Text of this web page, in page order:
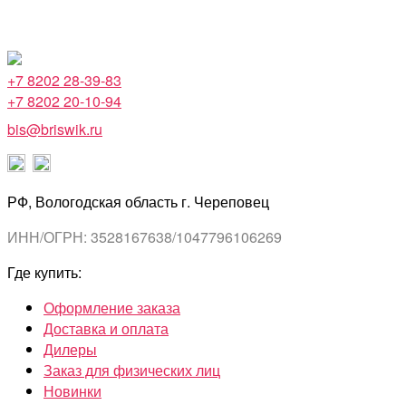
+7 8202 28-39-83
+7 8202 20-10-94
bis@briswik.ru
РФ, Вологодская область г. Череповец
ИНН/ОГРН: 3528167638/1047796106269
Где купить:
Оформление заказа
Доставка и оплата
Дилеры
Заказ для физических лиц
Новинки